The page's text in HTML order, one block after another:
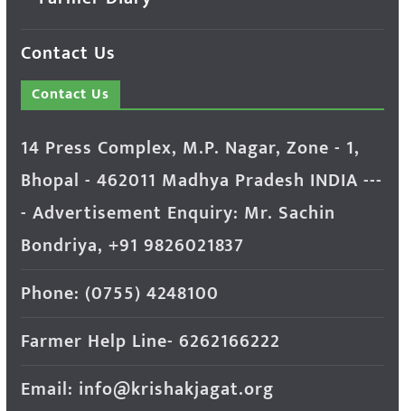
Contact Us
Contact Us
14 Press Complex, M.P. Nagar, Zone - 1,
Bhopal - 462011 Madhya Pradesh INDIA ---
- Advertisement Enquiry: Mr. Sachin
Bondriya, +91 9826021837
Phone: (0755) 4248100
Farmer Help Line- 6262166222
Email: info@krishakjagat.org